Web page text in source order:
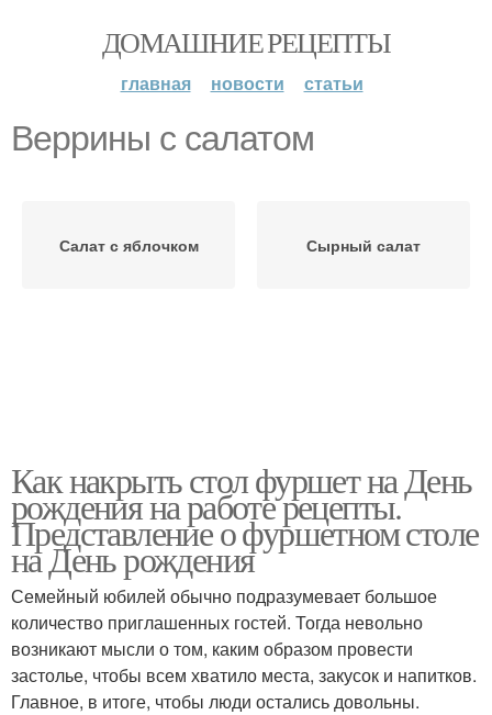
ДОМАШНИЕ РЕЦЕПТЫ
главная новости статьи
Веррины с салатом
Салат с яблочком Сырный салат
Как накрыть стол фуршет на День
рождения на работе рецепты.
Представление о фуршетном столе
на День рождения
Семейный юбилей обычно подразумевает большое
количество приглашенных гостей. Тогда невольно
возникают мысли о том, каким образом провести
застолье, чтобы всем хватило места, закусок и напитков.
Главное, в итоге, чтобы люди остались довольны.